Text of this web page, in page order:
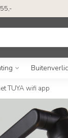
TUYA wifi app